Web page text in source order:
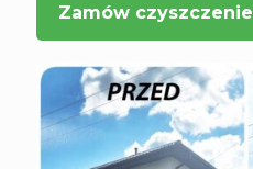
Zamów czyszczenie